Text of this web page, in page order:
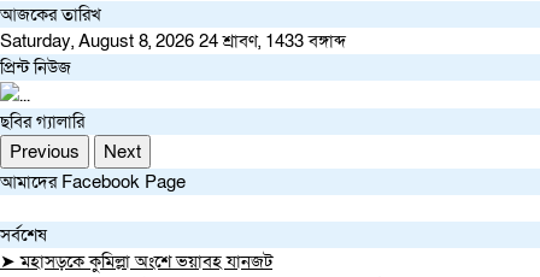
আজকের তারিখ
Saturday, August 8, 2026 24 শ্রাবণ, 1433 বঙ্গাব্দ
প্রিন্ট নিউজ
ছবির গ্যালারি
Previous
Next
আমাদের Facebook Page
সর্বশেষ
➤ মহাসড়কে কুমিল্লা অংশে ভয়াবহ যানজট